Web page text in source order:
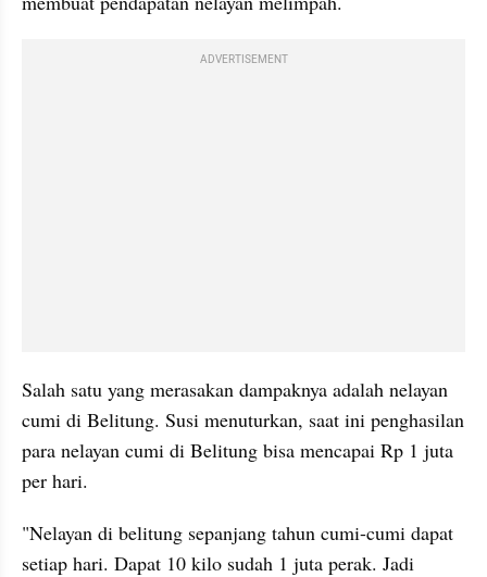
ADVERTISEMENT
Salah satu yang merasakan dampaknya adalah nelayan
cumi di Belitung. Susi menuturkan, saat ini penghasilan
para nelayan cumi di Belitung bisa mencapai Rp 1 juta
per hari.
"Nelayan di belitung sepanjang tahun cumi-cumi dapat
setiap hari. Dapat 10 kilo sudah 1 juta perak. Jadi